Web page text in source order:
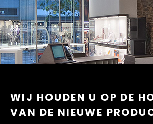
WIJ HOUDEN U OP DE
VAN DE NIEUWE